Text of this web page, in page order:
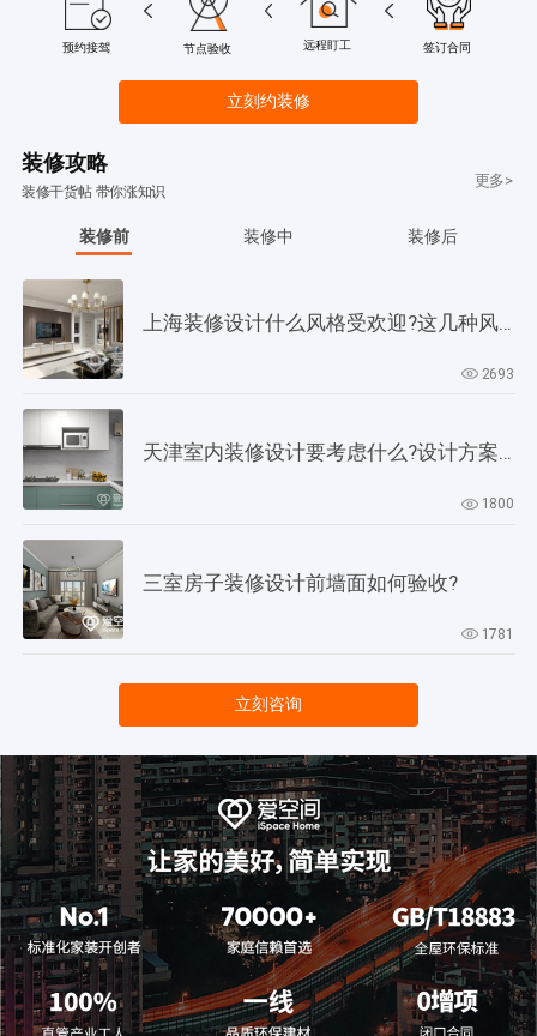
预约接驾 节点验收 远程盯工 签订合同
立刻约装修
装修攻略
装修干货帖 带你涨知识
更多>
装修前 装修中 装修后
上海装修设计什么风格受欢迎?这几种风格是当下正流行!
2693
天津室内装修设计要考虑什么?设计方案要以此为依据!
1800
三室房子装修设计前墙面如何验收?
1781
立刻咨询